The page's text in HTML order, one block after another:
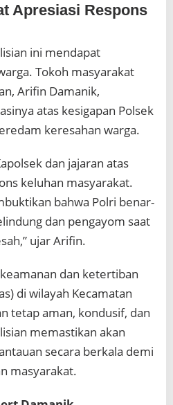
Apresiasi Respons
ini mendapat
Tokoh masyarakat
Arifin Damanik,
atas kesigapan Polsek
keresahan warga.
dan jajaran atas
keluhan masyarakat.
bahwa Polri benar-
dan pengayom saat
ujar Arifin.
dan ketertiban
di wilayah Kecamatan
tetap aman, kondusif, dan
memastikan akan
secara berkala demi
masyarakat.